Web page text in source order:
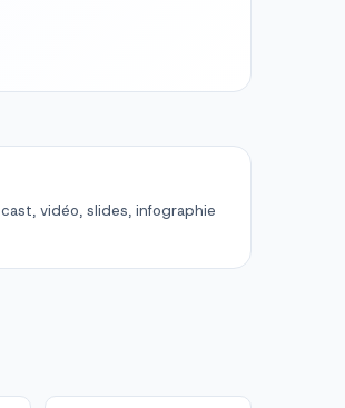
vidéo, slides, infographie